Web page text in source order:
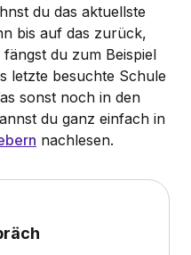
du das aktuellste
bis auf das zurück,
du zum Beispiel
letzte besuchte Schule
sonst noch in den
du ganz einfach in
nachlesen.